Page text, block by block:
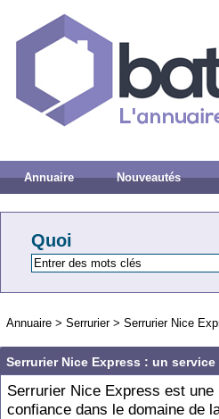
Annuaire Nouveautés
Quoi
Annuaire > Serrurier> Serrurier Nice
Serrurier Nice Express : un
Serrurier Nice Express est
confiance dans le domaine de